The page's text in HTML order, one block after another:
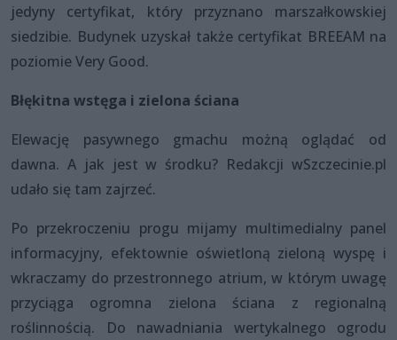
jedyny certyfikat, który przyznano marszałkowskiej
siedzibie. Budynek uzyskał także certyfikat BREEAM na
poziomie Very Good.
Błękitna wstęga i zielona ściana
Elewację pasywnego gmachu możną oglądać od
dawna. A jak jest w środku? Redakcji wSzczecinie.pl
udało się tam zajrzeć.
Po przekroczeniu progu mijamy multimedialny panel
informacyjny, efektownie oświetloną zieloną wyspę i
wkraczamy do przestronnego atrium, w którym uwagę
przyciąga ogromna zielona ściana z regionalną
roślinnością. Do nawadniania wertykalnego ogrodu